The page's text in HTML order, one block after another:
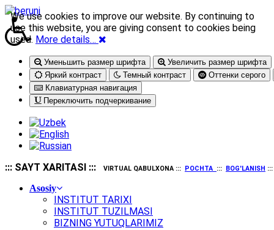
Уменьшить размер шрифта
Увеличить размер шрифта
Яркий контраст
Темный контраст
Оттенки серого
Клавиатурная навигация
Переключить подчеркивание
::: SAYT XARITASI ::: VIRTUAL QABULXONA ::: POCHTA ::: BOG'LANISH
Asosiy
INSTITUT TARIXI
INSTITUT TUZILMASI
BIZNING YUTUQLARIMIZ
We use cookies to improve our website. By continuing to
use this website, you are giving consent to cookies being
used. More details…